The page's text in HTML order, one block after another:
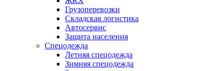
Грузоперевозки
Складская логистика
Автосервис
Защита населения
Спецодежда
Летняя спецодежда
Зимняя спецодежда